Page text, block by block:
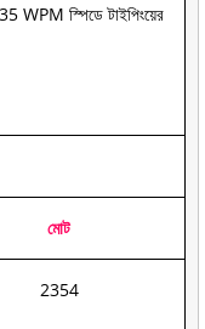
WPM স্পিডে টাইপিংয়ের
মোট
2354